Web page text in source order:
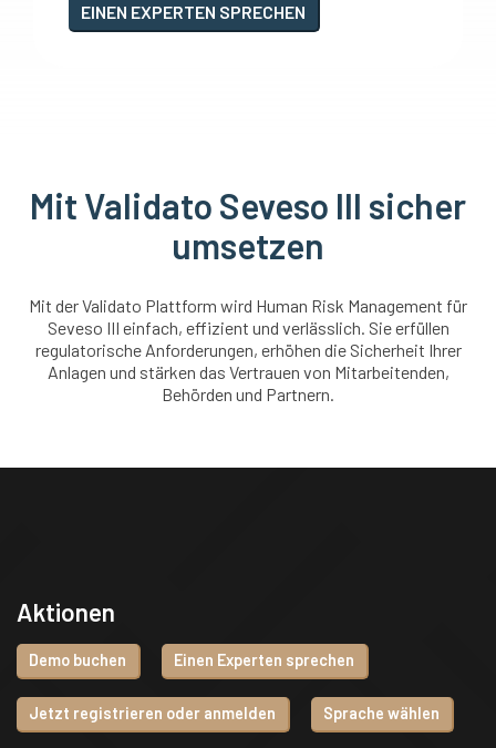
EINEN EXPERTEN SPRECHEN
Mit Validato Seveso III sicher
umsetzen
Mit der Validato Plattform wird Human Risk Management für
Seveso III einfach, effizient und verlässlich. Sie erfüllen
regulatorische Anforderungen, erhöhen die Sicherheit Ihrer
Anlagen und stärken das Vertrauen von Mitarbeitenden,
Behörden und Partnern.
Aktionen
Demo buchen Einen Experten sprechen
Jetzt registrieren oder anmelden Sprache wählen